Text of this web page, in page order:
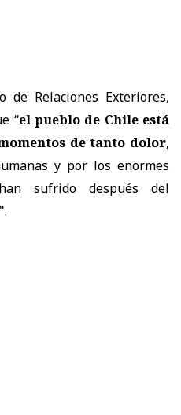
Relaciones Exteriores,
“el pueblo de Chile está
de tanto dolor,
y por los enormes
sufrido después del